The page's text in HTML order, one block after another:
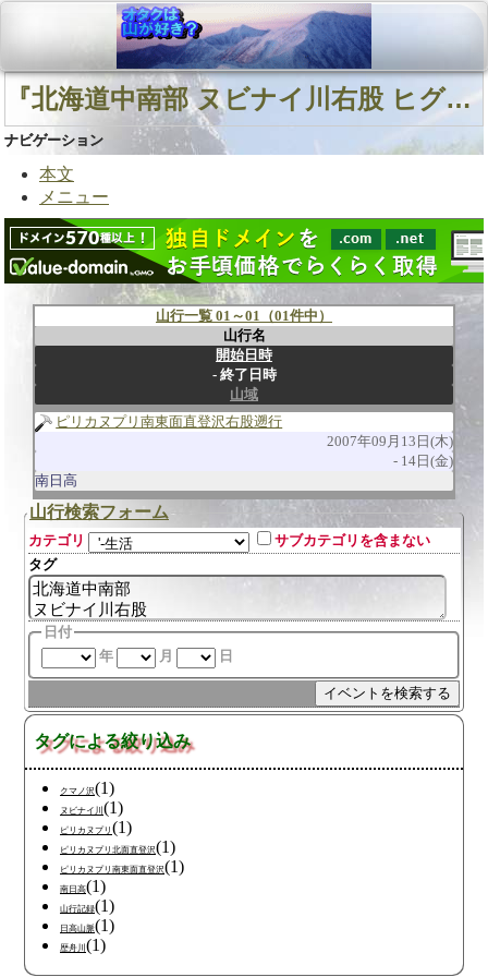
『北海道中南部 ヌビナイ川右股 ヒグマ』に関連する山行
ナビゲーション
本文
メニュー
山行一覧 01～01（01件中）
山行名
開始日時
終了日時
山域
ピリカヌプリ南東面直登沢右股遡行
2007年09月13日(木)
14日(金)
南日高
山行検索フォーム
カテゴリ
サブカテゴリを含まない
タグ
日付
年
月 日
タグによる絞り込み
クマノ沢(1)
ヌビナイ川 (1)
ピリカヌプリ (1)
ピリカヌプリ北面直登沢(1)
ピリカヌプリ南東面直登沢(1)
南日高(1)
山行記録(1)
日高山脈(1)
歴舟川 (1)